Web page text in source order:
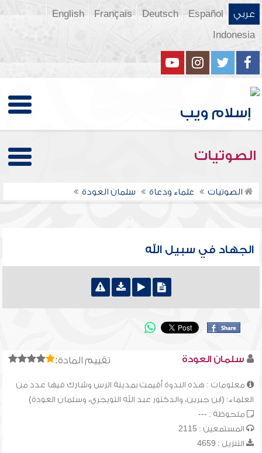
عربي Español
Deutsch
Français
English
Indonesia
الصوتيات
الصوتيات علماء ودعاة سلمان العودة
الجهاد في سبيل الله
تقييم المادة: سلمان العودة
معلومات : هذه الندوة أقيمت بمدينة الرس وشارك فيها عدد من
العلماء: (ابن جبرين، والدكتور عبد الله التويجري، وسلمان العودة)
ملحوظة : ---
المستمعين : 2115
التنزيل : 4659